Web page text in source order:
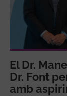
El Dr.
Dr. Font
amb